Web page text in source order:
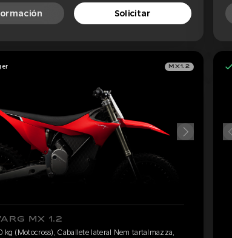
Solicitar
MX1.2
MX 1.2
kg (Motocross), Caballete lateral Nem tartalmazza,